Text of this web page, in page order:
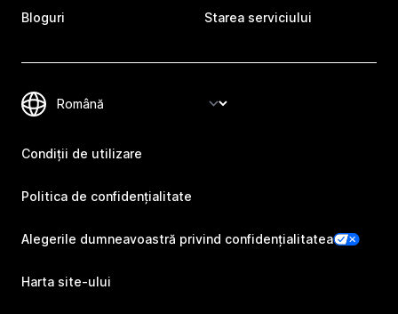
Bloguri Starea serviciului
Condiții de utilizare
Politica de confidențialitate
Alegerile dumneavoastră privind confidențialitatea
Harta site-ului